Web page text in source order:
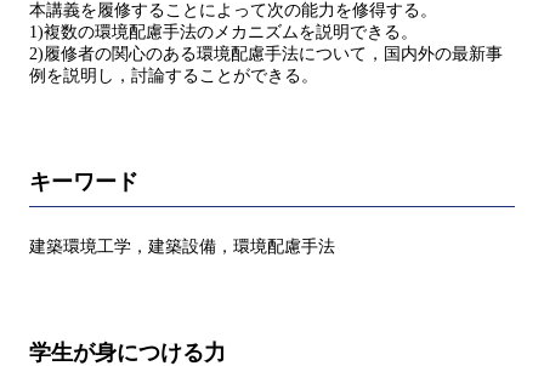
本講義を履修することによって次の能力を修得する。
1)複数の環境配慮手法のメカニズムを説明できる。
2)履修者の関心のある環境配慮手法について，国内外の最新事
例を説明し，討論することができる。
キーワード
建築環境工学，建築設備，環境配慮手法
学生が身につける力